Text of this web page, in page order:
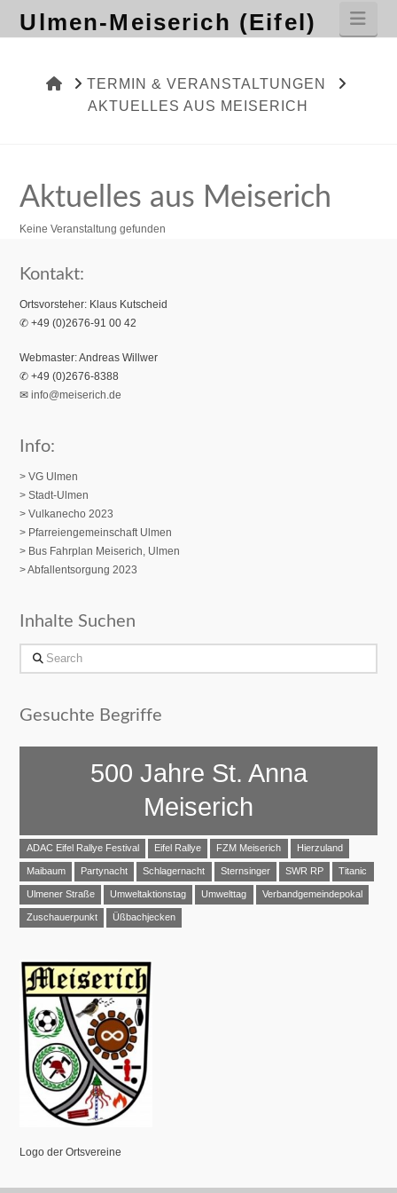
Ulmen-Meiserich (Eifel)
HOME
TERMIN & VERANSTALTUNGEN
AKTUELLES AUS MEISERICH
Aktuelles aus Meiserich
Keine Veranstaltung gefunden
Kontakt:
Ortsvorsteher: Klaus Kutscheid
✆ +49 (0)2676-91 00 42
Webmaster: Andreas Willwer
✆ +49 (0)2676-8388
✉info@meiserich.de
Info:
> VG Ulmen
> Stadt-Ulmen
> Vulkanecho 2023
> Pfarreiengemeinschaft Ulmen
> Bus Fahrplan Meiserich, Ulmen
> Abfallentsorgung 2023
Inhalte Suchen
Search
Gesuchte Begriffe
500 Jahre St. Anna
Meiserich
ADAC Eifel Rallye Festival Eifel Rallye FZM Meiserich Hierzuland
Maibaum Partynacht Schlagernacht Sternsinger SWR RP Titanic
Ulmener Straße Umweltaktionstag Umwelttag Verbandgemeindepokal
Zuschauerpunkt Üßbachjecken
Logo der Ortsvereine